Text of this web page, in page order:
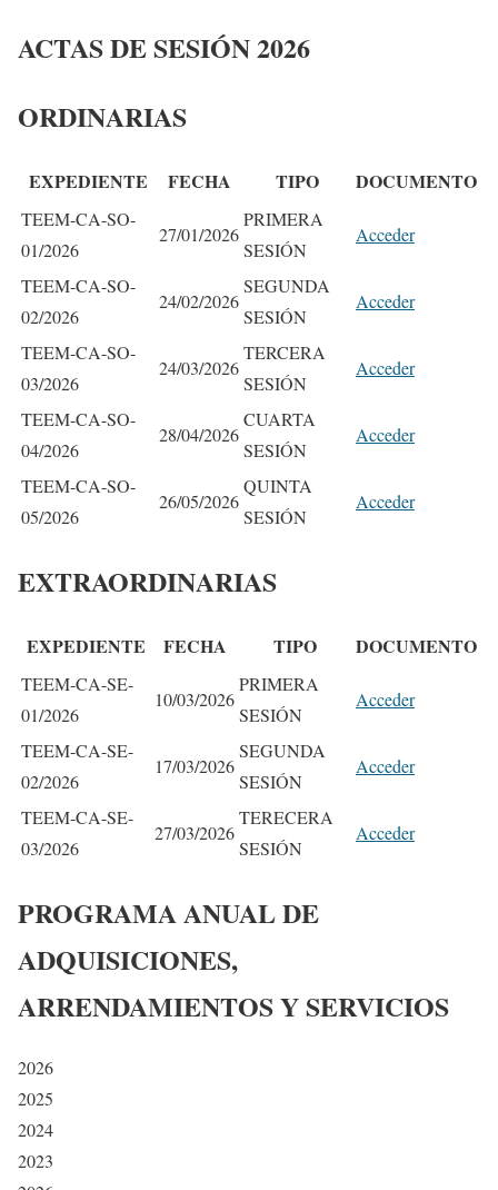
ACTAS DE SESIÓN 2026
ORDINARIAS
EXPEDIENTE FECHA TIPO DOCUMENTO
TEEM-CA-SO-
01/2026
27/01/2026
PRIMERA
SESIÓN
Acceder
TEEM-CA-SO-
02/2026
24/02/2026
SEGUNDA
SESIÓN
Acceder
TEEM-CA-SO-
03/2026
24/03/2026
TERCERA
SESIÓN
Acceder
TEEM-CA-SO-
04/2026
28/04/2026
CUARTA
SESIÓN
Acceder
TEEM-CA-SO-
05/2026
26/05/2026
QUINTA
SESIÓN
Acceder
EXTRAORDINARIAS
EXPEDIENTE FECHA TIPO DOCUMENTO
TEEM-CA-SE-
01/2026
10/03/2026
PRIMERA
SESIÓN
Acceder
TEEM-CA-SE-
02/2026
17/03/2026
SEGUNDA
SESIÓN
Acceder
TEEM-CA-SE-
03/2026
27/03/2026
TERECERA
SESIÓN
Acceder
PROGRAMA ANUAL DE
ADQUISICIONES,
ARRENDAMIENTOS Y SERVICIOS
2026
2025
2024
2023